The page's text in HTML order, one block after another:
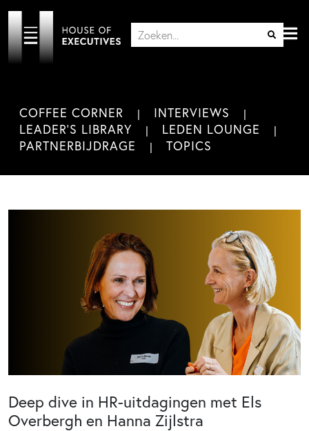
COFFEE CORNER
INTERVIEWS
LEADER'S LIBRARY
LEDEN LOUNGE
PARTNERBIJDRAGE
TOPICS
Deep dive in HR-uitdagingen met Els
Overbergh en Hanna Zijlstra